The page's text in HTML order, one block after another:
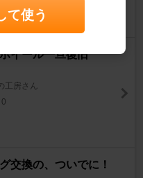
イール一旦復旧
工房さん
0
交換の、ついでに！
て使う